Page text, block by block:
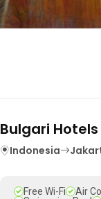
Bulgari
Indonesia
Free Wi-Fi
Air